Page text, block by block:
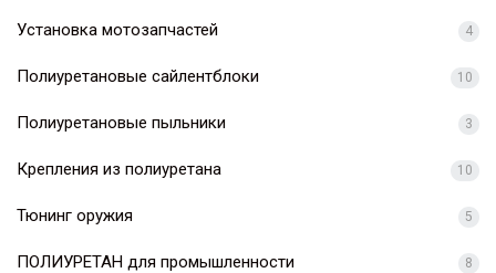
Установка мотозапчастей 4
Полиуретановые сайлентблоки 10
Полиуретановые пыльники 3
Крепления из полиуретана 10
Тюнинг оружия 5
ПОЛИУРЕТАН для промышленности 8